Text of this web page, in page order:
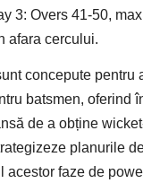
3: Overs 41-50,
afara cercului.
concepute pentru
batsmen, oferind
de a obține
planurile
acestor faze de